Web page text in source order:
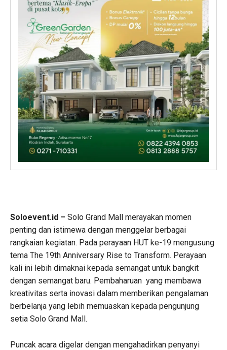
Soloevent.id – Solo Grand Mall merayakan momen
penting dan istimewa dengan menggelar berbagai
rangkaian kegiatan. Pada perayaan HUT ke-19 mengusung
tema The 19th Anniversary Rise to Transform. Perayaan
kali ini lebih dimaknai kepada semangat untuk bangkit
dengan semangat baru. Pembaharuan yang membawa
kreativitas serta inovasi dalam memberikan pengalaman
berbelanja yang lebih memuaskan kepada pengunjung
setia Solo Grand Mall.
Puncak acara digelar dengan mengahadirkan penyanyi